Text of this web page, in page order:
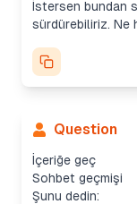
İstersen bundan
sürdürebiliriz. Ne
Question
İçeriğe geç
Sohbet geçmişi
Şunu dedin: